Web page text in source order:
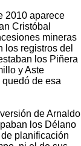
2010 aparece
Cristóbal
mineras
los registros del
los Piñera
y Aste
de esa
de Arnaldo
los Délano
planificación